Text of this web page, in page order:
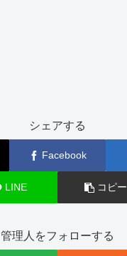
シェアする
Facebook
LINE コピー
管理人をフォローする